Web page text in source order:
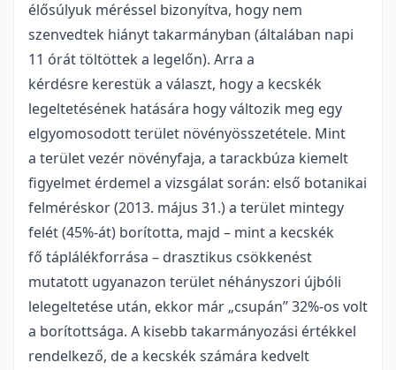
élősúlyuk méréssel bizonyítva, hogy nem
szenvedtek hiányt takarmányban (általában napi
11 órát töltöttek a legelőn). Arra a
kérdésre kerestük a választ, hogy a kecskék
legeltetésének hatására hogy változik meg egy
elgyomosodott terület növényösszetétele. Mint
a terület vezér növényfaja, a tarackbúza kiemelt
figyelmet érdemel a vizsgálat során: első botanikai
felméréskor (2013. május 31.) a terület mintegy
felét (45%-át) borította, majd – mint a kecskék
fő táplálékforrása – drasztikus csökkenést
mutatott ugyanazon terület néhányszori újbóli
lelegeltetése után, ekkor már „csupán” 32%-os volt
a borítottsága. A kisebb takarmányozási értékkel
rendelkező, de a kecskék számára kedvelt